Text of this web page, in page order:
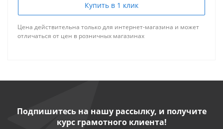
Купить в 1 клик
Цена действительна только для интернет-магазина и может
отличаться от цен в розничных магазинах
Подпишитесь на нашу рассылку, и получите
курс грамотного клиента!